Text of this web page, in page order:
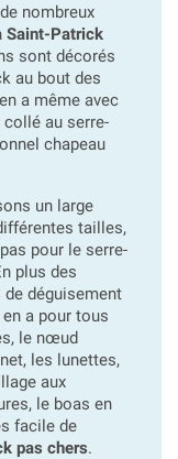
nombreux
Saint-Patrick
sont décorés
au bout des
a même avec
au serre-
chapeau
un large
tailles,
pour le serre-
plus des
déguisement
a pour tous
le nœud
les lunettes,
aux
le boas en
facile de
pas chers.